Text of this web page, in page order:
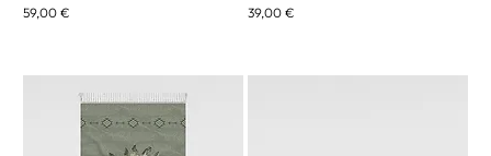
Precio
59,00 € Precio
39,00 €